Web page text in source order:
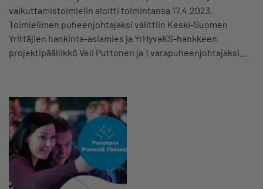
vaikuttamistoimielin aloitti toimintansa 17.4.2023.
Toimielimen puheenjohtajaksi valittiin Keski-Suomen
Yrittäjien hankinta-asiamies ja YrHyvaKS-hankkeen
projektipäällikkö Veli Puttonen ja 1.varapuheenjohtajaksi…